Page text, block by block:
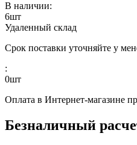
В наличии:
6шт
Удаленный склад
Срок поставки уточняйте у
:
0шт
Оплата в Интернет-магазине
Безналичный